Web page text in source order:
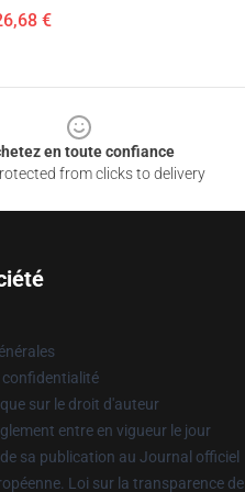
€
en toute confiance
from clicks to delivery
confidentialité
sur le droit d'auteur
entre en vigueur le jour
sa publication au Journal officiel
Loi sur la transparence de